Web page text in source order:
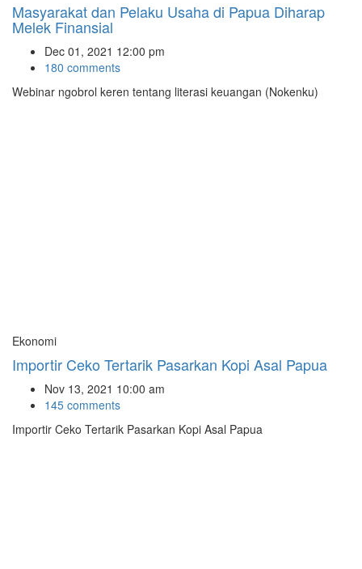
Masyarakat dan Pelaku Usaha di Papua Diharap
Melek Finansial
Dec 01, 2021 12:00 pm
180 comments
Webinar ngobrol keren tentang literasi keuangan (Nokenku)
Ekonomi
Importir Ceko Tertarik Pasarkan Kopi Asal Papua
Nov 13, 2021 10:00 am
145 comments
Importir Ceko Tertarik Pasarkan Kopi Asal Papua